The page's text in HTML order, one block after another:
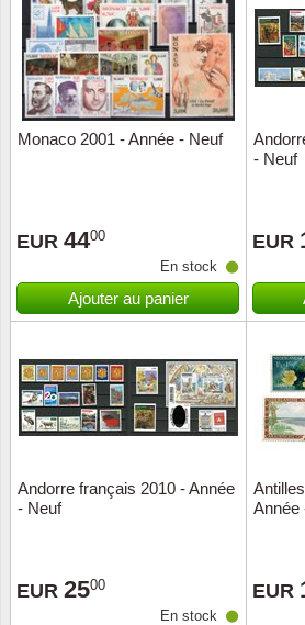
Monaco 2001 - Année - Neuf
EUR 4400
En stock
Ajouter au panier
- Neuf
EUR
Andorre français 2010 - Année
- Neuf
EUR 2500
En stock
Année
EUR